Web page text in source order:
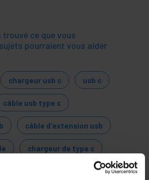
trouvé ce que vous
pourraient vous aider
chargeur usb c usb c
câble usb type c
câble d'extension usb
chargeur de type c